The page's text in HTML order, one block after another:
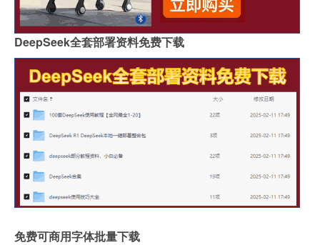
DeepSeek全套部署资料免费下载
免费可商用字体批量下载